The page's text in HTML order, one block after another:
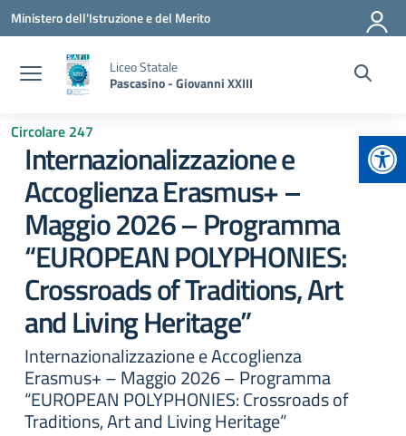
Vai ai contenuti
Vai al menu di navigazione
Vai al footer
Ministero dell'Istruzione e del Merito
Liceo Statale
Pascasino - Giovanni XXIII
Circolare 247
Internazionalizzazione e
Accoglienza Erasmus+ –
Maggio 2026 – Programma
“EUROPEAN POLYPHONIES:
Crossroads of Traditions, Art
and Living Heritage”
Internazionalizzazione e Accoglienza
Erasmus+ – Maggio 2026 – Programma
“EUROPEAN POLYPHONIES: Crossroads of
Traditions, Art and Living Heritage”